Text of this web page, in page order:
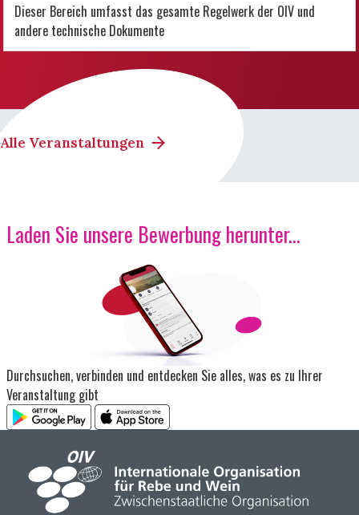
Dieser Bereich umfasst das gesamte Regelwerk der OIV und
andere technische Dokumente
Alle Veranstaltungen
Laden Sie unsere Bewerbung herunter...
Durchsuchen, verbinden und entdecken Sie alles, was es zu Ihrer
Veranstaltung gibt